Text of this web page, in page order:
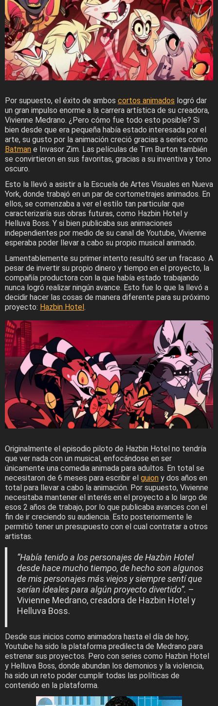
Por supuesto, el éxito de ambos cortos animados logró dar
un gran impulso enorme a la carrera artística de su creadora,
Vivienne Medrano. ¿Pero cómo fue todo esto posible? Si
bien desde que era pequeña había estado interesada por el
arte, su gusto por la animación creció gracias a series como
Batman e Invasor Zim. Las películas de Tim Burton también
se convirtieron en sus favoritas, gracias a su inventiva y tono
oscuro.
Esto la llevó a asistir a la Escuela de Artes Visuales en Nueva
York, donde trabajó en un par de cortometrajes animados. En
ellos, se comenzaba a ver el estilo tan particular que
caracterizaría sus obras futuras, como Hazbin Hotel y
Helluva Boss. Y si bien publicaba sus animaciones
independientes por medio de su canal de Youtube, Vivienne
esperaba poder llevar a cabo su propio musical animado.
Lamentablemente su primer intento resultó ser un fracaso. A
pesar de invertir su propio dinero y tiempo en el proyecto, la
compañía productora con la que había estado trabajando
nunca logró realizar ningún avance. Esto fue lo que la llevó a
decidir hacer las cosas de manera diferente para su próximo
proyecto: Hazbin Hotel.
Originalmente el episodio piloto de Hazbin Hotel no tendría
que ver nada con un musical, enfocándose en ser
únicamente una comedia animada para adultos. En total se
necesitaron de 6 meses para escribir el guion y dos años en
total para llevar a cabo la animación. Por supuesto, Vivienne
necesitaba mantener el interés en el proyecto a lo largo de
esos 2 años de trabajo, por lo que publicaba avances con el
fin de ir creciendo su audiencia. Esto posteriormente le
permitió tener un presupuesto con el cual contratar a otros
artistas.
“Había tenido a los personajes de Hazbin Hotel
desde hace mucho tiempo, de hecho son algunos
de mis personajes más viejos y siempre sentí que
serían ideales para algún proyecto divertido”. –
Vivienne Medrano, creadora de Hazbin Hotel y
Helluva Boss.
Desde sus inicios como animadora hasta el día de hoy,
Youtube ha sido la plataforma predilecta de Medrano para
estrenar sus proyectos. Pero con series como Hazbin Hotel
y Helluva Boss, donde abundan los demonios y la violencia,
ha sido un reto poder cumplir todas las políticas de
contenido en la plataforma.